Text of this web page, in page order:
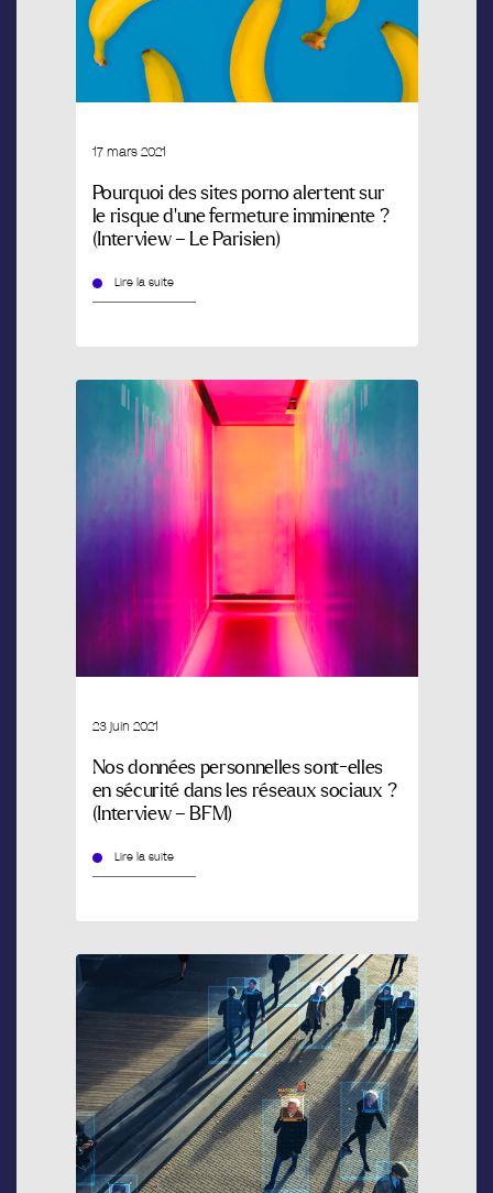
17 mars 2021
Pourquoi des sites porno alertent sur
le risque d’une fermeture imminente ?
(Interview – Le Parisien)
Lire la suite
23 juin 2021
Nos données personnelles sont-elles
en sécurité dans les réseaux sociaux ?
(Interview – BFM)
Lire la suite